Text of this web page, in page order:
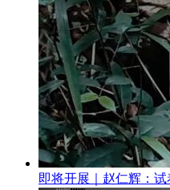
即将开展｜赵仁辉：